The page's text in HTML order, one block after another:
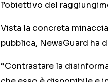
l’obiettivo del
Vista la concreta
pubblica, NewsGuard ha
“Contrastare la